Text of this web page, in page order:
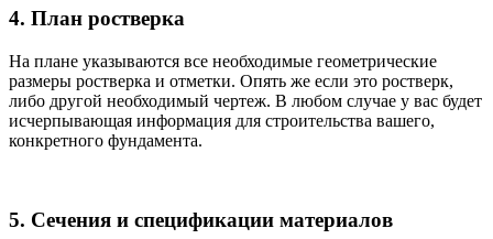
4. План ростверка
На плане указываются все необходимые геометрические
размеры ростверка и отметки. Опять же если это ростверк,
либо другой необходимый чертеж. В любом случае у вас будет
исчерпывающая информация для строительства вашего,
конкретного фундамента.
5. Сечения и спецификации материалов